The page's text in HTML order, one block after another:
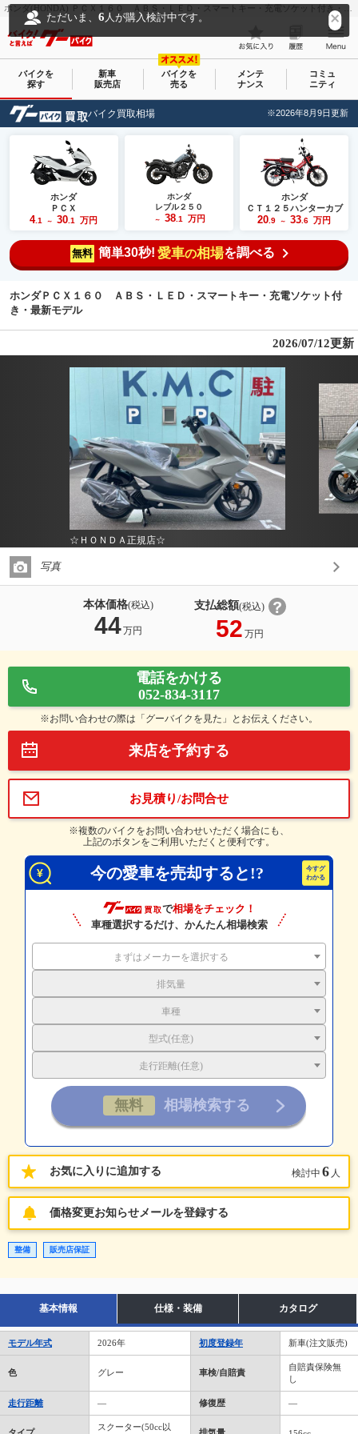
ホンダ(HONDA) ＰＣＸ１６０ ＡＢＳ・ＬＥＤ・スマートキー・充電ソケット付き・最新モデル｜Ｋ．Ｍ．Ｃ｜新車・中古バイクなら【グーバイク(GooBike)】
ただいま、6 人が購入検討中です。
バイクを
探す
新車
販売店
バイクを
売る
メンテ
ナンス
コミュ
ニティ
バイク買取相場 ※2026年8月9日更新
ホンダ
ＰＣＸ
4.1 ～ 30 .1 万円
ホンダ
レブル２５０
～ 38.1 万円
ホンダ
ＣＴ１２５ハンターカブ
20 .9 ～ 33 .6 万円
無料 簡単30秒! 愛車の相場を調べる
ホンダＰＣＸ１６０ ＡＢＳ・ＬＥＤ・スマートキー・充電ソケット付
き・最新モデル
2026/07/12更新
☆ＨＯＮＤＡ正規店☆
写真
本体価格(税込)
44万円
支払総額(税込)
52 万円
電話をかける
052-834-3117
※お問い合わせの際は「グーバイクを見た」とお伝えください。
来店を予約する
お見積り/お問合せ
※複数のバイクをお問い合わせいただく場合にも、
上記のボタンをご利用いただくと便利です。
今の愛車を売却すると!?
で相場をチェック！
車種選択するだけ、かんたん相場検索
まずはメーカーを選択する
排気量
車種
型式(任意)
走行距離(任意)
お気に入りに追加する 検討中 6 人
価格変更お知らせメールを登録する
整備 販売店保証
基本情報 仕様・装備 カタログ
モデル年式 2026年 初度登録年 新車(注文販売)
色 グレー 車検/自賠責
自賠責保険無
し
走行距離 ― 修復歴 ―
スクーター(50cc以